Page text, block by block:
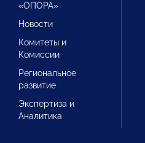
«ОПОРА»
Новости
Комитеты и
Комиссии
Региональное
развитие
Экспертиза и
Аналитика